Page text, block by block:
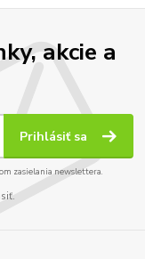
akcie a
Prihlásiť sa
zasielania newslettera.